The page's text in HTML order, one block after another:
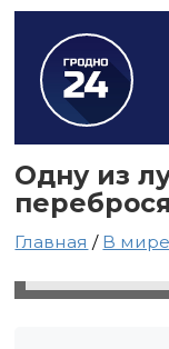
Одну из
Главная / В мире